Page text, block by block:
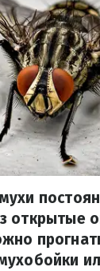
открытые